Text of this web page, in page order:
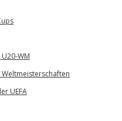
WM
UEFA